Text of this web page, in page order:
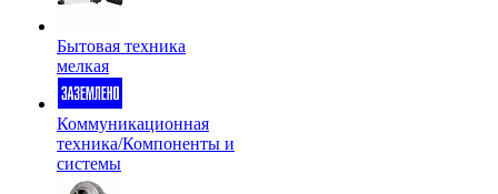
Бытовая техника
мелкая
Коммуникационная
техника/Компоненты и
системы